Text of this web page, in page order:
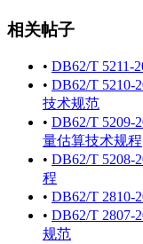
相关帖子
• DB62/T 5211-
• DB62/T 5210-
技术规范
• DB62/T 5209-
量估算技术规程
• DB62/T 5208-
程
• DB62/T 2810-
• DB62/T 2807-
规范